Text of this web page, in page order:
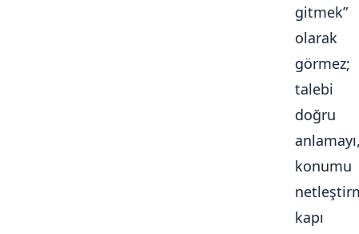
gitmek”
olarak
görmez;
talebi
doğru
konumu
kapı